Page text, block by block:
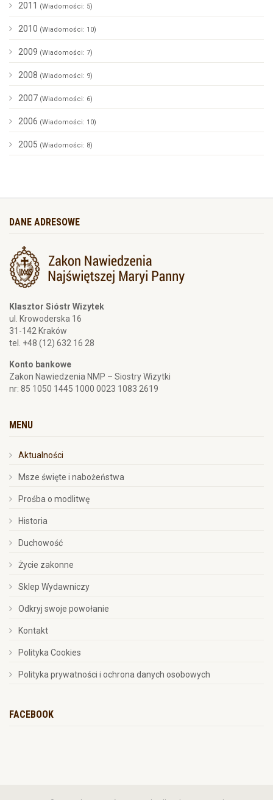
2011 (Wiadomości: 5)
2010 (Wiadomości: 10)
2009 (Wiadomości: 7)
2008 (Wiadomości: 9)
2007 (Wiadomości: 6)
2006 (Wiadomości: 10)
2005 (Wiadomości: 8)
DANE ADRESOWE
Klasztor Sióstr Wizytek
ul. Krowoderska 16
31-142 Kraków
tel. +48 (12) 632 16 28
Konto bankowe
Zakon Nawiedzenia NMP – Siostry Wizytki
nr: 85 1050 1445 1000 0023 1083 2619
MENU
Aktualności
Msze święte i nabożeństwa
Prośba o modlitwę
Historia
Duchowość
Życie zakonne
Sklep Wydawniczy
Odkryj swoje powołanie
Kontakt
Polityka Cookies
Polityka prywatności i ochrona danych osobowych
FACEBOOK